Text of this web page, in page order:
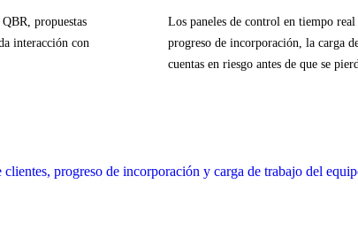
propuestas
interacción con
Los paneles de control en tiempo
progreso de incorporación, la carga
cuentas en riesgo antes de que se